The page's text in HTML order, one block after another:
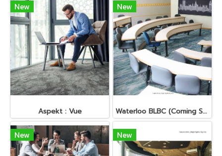
New
Aspekt : Vue
New
Waterloo BLBC (Coming Soon)
New New